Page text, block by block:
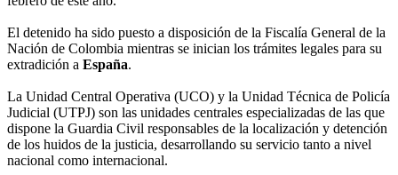
El detenido ha sido puesto a disposición de la Fiscalía General de la
Nación de Colombia mientras se inician los trámites legales para su
extradición a España.
La Unidad Central Operativa (UCO) y la Unidad Técnica de Policía
Judicial (UTPJ) son las unidades centrales especializadas de las que
dispone la Guardia Civil responsables de la localización y detención
de los huidos de la justicia, desarrollando su servicio tanto a nivel
nacional como internacional.